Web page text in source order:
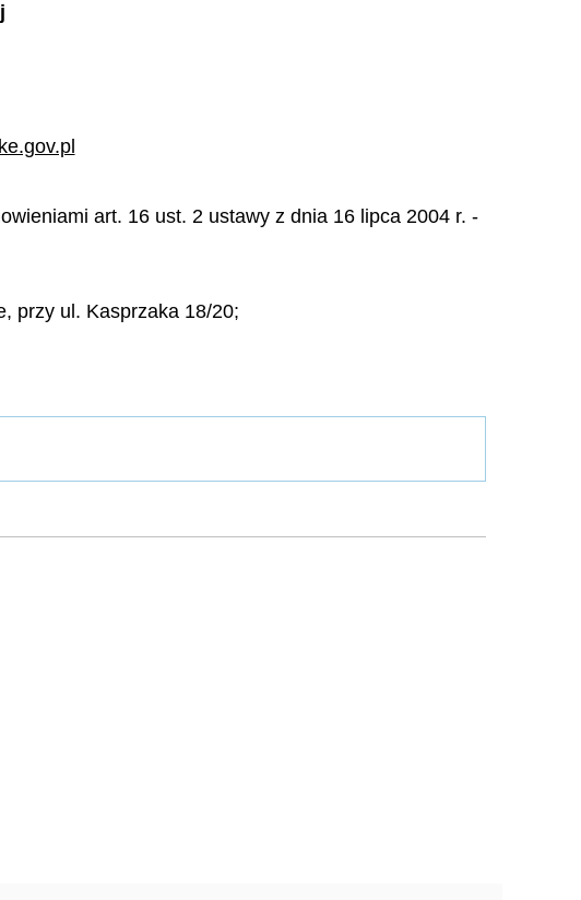
art. 16 ust. 2 ustawy z dnia 16 lipca 2004 r. -
przy ul. Kasprzaka 18/20;